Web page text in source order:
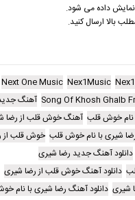
داده می شود.
بالا ارسال کنید.
Nex1
Nex1Music
Next One Music
Song Of Khosh Ghalb آهنگ
نام خوش قلب آهنگ خوش قلب از رضا
شیری با نام خوش قلب خوش قلب از
دانلود آهنگ جدید رضا شیری
دانلود آهنگ خوش قلب از رضا شیری
شیری دانلود آهنگ رضا شیری با نام